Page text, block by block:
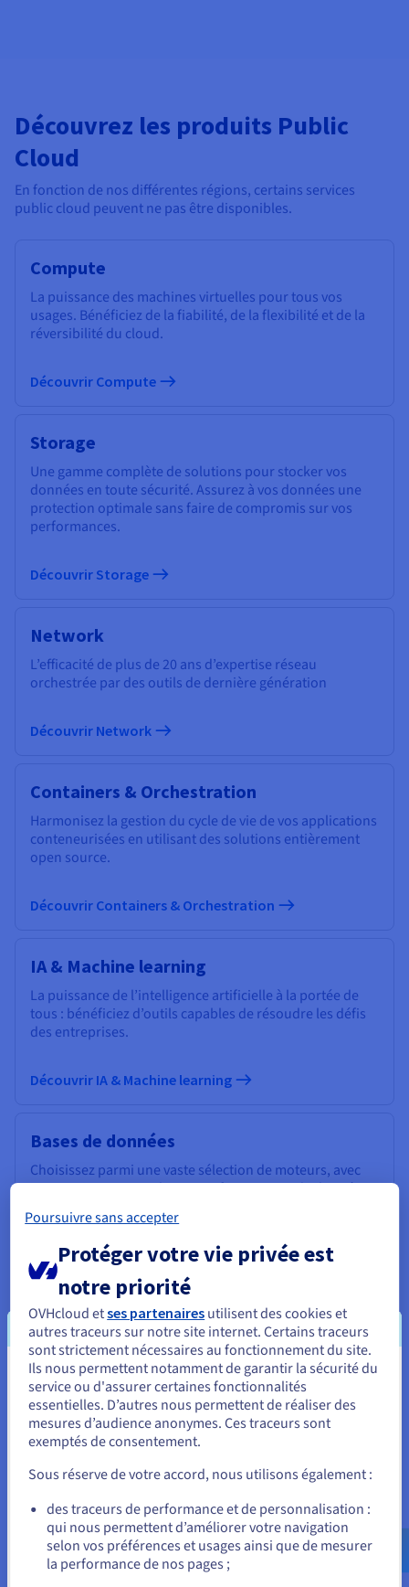
Découvrez les produits Public
Cloud
En fonction de nos différentes régions, certains services
public cloud peuvent ne pas être disponibles.
Compute
La puissance des machines virtuelles pour tous vos
usages. Bénéficiez de la fiabilité, de la flexibilité et de la
réversibilité du cloud.
Découvrir Compute
Storage
Une gamme complète de solutions pour stocker vos
données en toute sécurité. Assurez à vos données une
protection optimale sans faire de compromis sur vos
performances.
Découvrir Storage
Network
L’efficacité de plus de 20 ans d’expertise réseau
orchestrée par des outils de dernière génération
Découvrir Network
Containers & Orchestration
Harmonisez la gestion du cycle de vie de vos applications
conteneurisées en utilisant des solutions entièrement
open source.
Découvrir Containers & Orchestration
IA & Machine learning
La puissance de l’intelligence artificielle à la portée de
tous : bénéficiez d’outils capables de résoudre les défis
des entreprises.
Découvrir IA & Machine learning
Bases de données
Choisissez parmi une vaste sélection de moteurs, avec
une gestion experte de votre infrastructure de données.
Analytics
Capitalisez sur vos données et déployez votre data stack
et vos applications avec une infrastructure managée et
open source.
Découvrir Cloud Analytics
Data Platform
Réalisez et déployez vos projets Data & Analytics en un
temps record avec une solution complète, unifiée,
collaborative et accessible à tous.
Vous semblez être localisé en États-
Unis.
Pour commander, rendez-vous sur le site de votre pays (États-
Allez sur le site États-Unis
us.ovhcloud.com/
Anglais USD - $
ou
Poursuivre sans accepter
Protéger votre vie privée est
notre priorité
OVHcloud etses partenaires utilisent des cookies et
autres traceurs sur notre site internet. Certains traceurs
sont strictement nécessaires au fonctionnement du site.
Ils nous permettent notamment de garantir la sécurité du
service ou d'assurer certaines fonctionnalités
essentielles. D’autres nous permettent de réaliser des
mesures d’audience anonymes. Ces traceurs sont
exemptés de consentement.
Sous réserve de votre accord, nous utilisons également :
des traceurs de performance et de personnalisation :
qui nous permettent d’améliorer votre navigation
selon vos préférences et usages ainsi que de mesurer
la performance de nos pages ;